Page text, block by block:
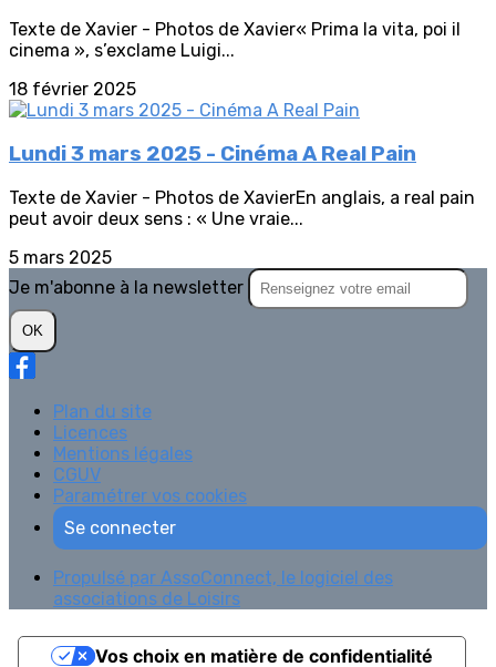
Texte de Xavier - Photos de Xavier« Prima la vita, poi il
cinema », s’exclame Luigi...
18 février 2025
Lundi 3 mars 2025 - Cinéma A Real Pain
Texte de Xavier - Photos de XavierEn anglais, a real pain
peut avoir deux sens : « Une vraie...
5 mars 2025
Je m'abonne à la newsletter
OK
Plan du site
Licences
Mentions légales
CGUV
Paramétrer vos cookies
Se connecter
Propulsé par AssoConnect, le logiciel des
associations de Loisirs
Vos choix en matière de confidentialité